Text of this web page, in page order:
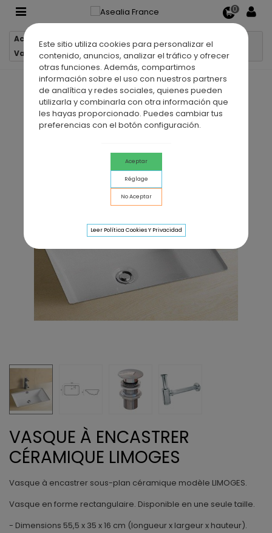
Este sitio utiliza cookies para personalizar el
contenido, anuncios, analizar el tráfico y ofrecer
otras funciones. Además, compartimos
información sobre el uso con nuestros partners
de analítica y redes sociales, quienes pueden
utilizarla y combinarla con otra información que
les hayas proporcionado. Puedes cambiar tus
preferencias con el botón configuración.
Aceptar
Réglage
No Aceptar
Leer Política Cookies Y Privacidad
0
Accueil
Vasque à encastrer céramique LIMOGES
VASQUE À ENCASTRER
CÉRAMIQUE LIMOGES
Vasque à encastrer sous-plan céramique modèle LIMOGES.
Vasque en forme rectangulaire. Disponible en une seule taille.
- Dimensions 55,5 x 35 x 16 cm (longueur x largeur x hauteur).